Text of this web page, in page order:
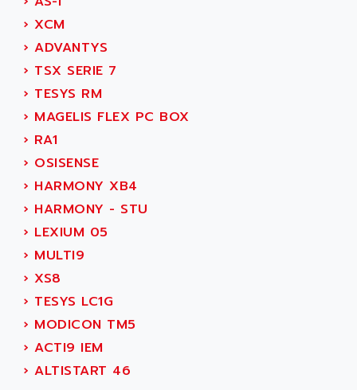
SERVVODYN
SERVODYN
SE50
LTD12
MDLA
ACMD2
ACM
PLS514
PLS510
PLS508
AC FEED MOTOR
SIMODRIVE 611
TSX MOMENTUM
NUM 1060
› XCM
› ADVANTYS
› TSX SERIE 7
› TESYS RM
› MAGELIS FLEX PC BOX
› RA1
› OSISENSE
› HARMONY XB4
› HARMONY - STU
› LEXIUM 05
› MULTI9
› XS8
› TESYS LC1G
› MODICON TM5
› ACTI9 IEM
› ALTISTART 46